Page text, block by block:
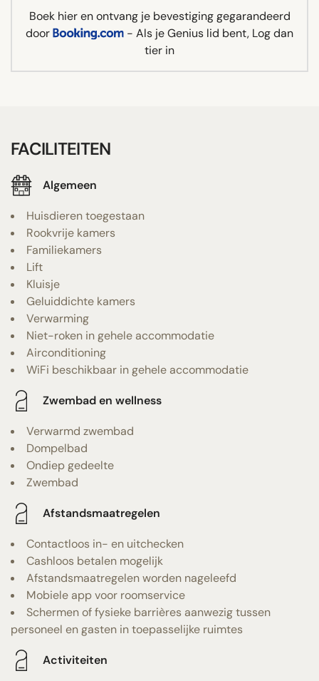
Boek hier en ontvang je bevestiging gegarandeerd
door
- Als je Genius lid bent, Log dan
tier in
FACILITEITEN
Algemeen
Huisdieren toegestaan
Rookvrije kamers
Familiekamers
Lift
Kluisje
Geluiddichte kamers
Verwarming
Niet-roken in gehele accommodatie
Airconditioning
WiFi beschikbaar in gehele accommodatie
Zwembad en wellness
Verwarmd zwembad
Dompelbad
Ondiep gedeelte
Zwembad
Afstandsmaatregelen
Contactloos in- en uitchecken
Cashloos betalen mogelijk
Afstandsmaatregelen worden nageleefd
Mobiele app voor roomservice
Schermen of fysieke barrières aanwezig tussen
personeel en gasten in toepasselijke ruimtes
Activiteiten